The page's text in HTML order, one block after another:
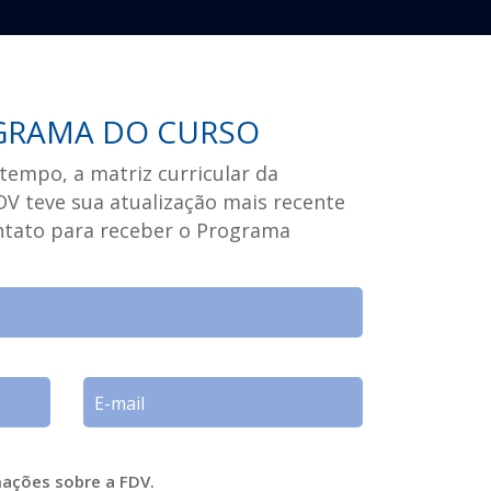
DO CURSO
a matriz curricular da
teve sua atualização mais recente
para receber o Programa
sobre a FDV.